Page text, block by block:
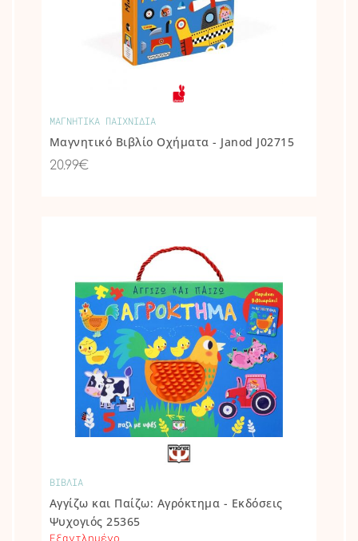
ΜΑΓΝΗΤΙΚΑ ΠΑΙΧΝΙΔΙΑ
Μαγνητικό Βιβλίο Οχήματα - Janod J02715
20.99€
ΒΙΒΛΙΑ
Αγγίζω και Παίζω: Αγρόκτημα - Εκδόσεις
Ψυχογιός 25365
Εξαντλημένο